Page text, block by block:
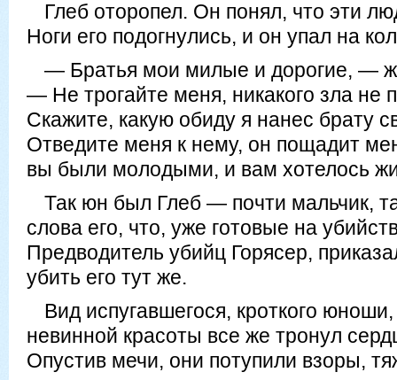
Глеб оторопел. Он понял, что эти
Ноги его подогнулись, и он упал на
— Братья мои милые и дорогие, —
— Не трогайте меня, никакого зла не
Скажите, какую обиду я нанес брату
Отведите меня к нему, он пощадит
вы были молодыми, и вам хотелось
Так юн был Глеб — почти мальчик,
слова его, что, уже готовые на
Предводитель убийц Горясер,
убить его тут же.
Вид испугавшегося, кроткого
невинной красоты все же тронул
Опустив мечи, они потупили взоры,